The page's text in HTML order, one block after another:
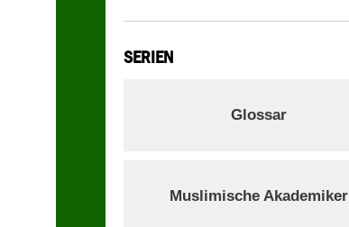
SERIEN
Glossar
Muslimische Akademiker